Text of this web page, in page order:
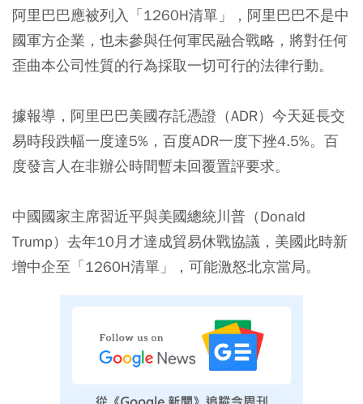
阿里巴巴應被列入「1260H清單」，阿里巴巴不是中
國軍方企業，也未參與任何軍民融合戰略，將對任何
歪曲本公司性質的行為採取一切可行的法律行動。
據報導，阿里巴巴美國存託憑證（ADR）今天延長交
易時段跌幅一度達5%，百度ADR一度下挫4.5%。百
度發言人在非辦公時間暫未回覆置評要求。
中國國家主席習近平與美國總統川普（Donald
Trump）去年10月才達成貿易休戰協議，美國此時新
增中企至「1260H清單」，可能激怒北京當局。